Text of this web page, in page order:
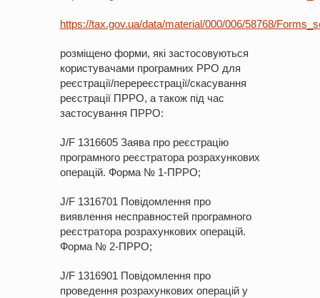
https://tax.gov.ua/data/material/000/006/58768/
розміщено форми, які застосовуються
користувачами програмних РРО для
реєстрації/перереєстрації/скасування
реєстрації ПРРО, а також під час
застосування ПРРО:
J/F 1316605 Заява про реєстрацію
програмного реєстратора розрахункових
операцій. Форма № 1-ПРРО;
J/F 1316701 Повідомлення про
виявлення несправностей програмного
реєстратора розрахункових операцій.
Форма № 2-ПРРО;
J/F 1316901 Повідомлення про
проведення розрахункових операцій у